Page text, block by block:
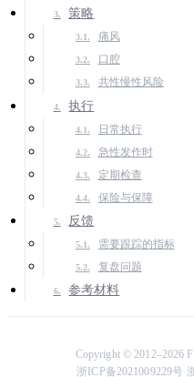
策略
痛风
口腔
共性慢性风险
执行
日常执行
急性发作时
定期检查
保险与保障
反馈
需要跟踪的指标
复盘问题
参考材料
Copyright © 2012–2026
浙ICP备2021009229号 ·